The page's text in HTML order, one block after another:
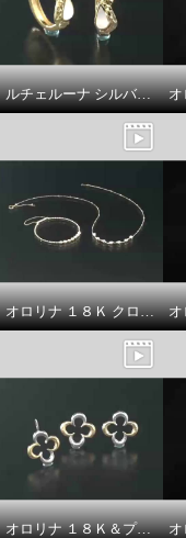
ルチェルーナ シルバー マザーオブパール エイトクロスデザイン フープピアス
オロリナ １８Ｋ クロスランタン ネックレス／バングル
オロリナ １８Ｋ＆プラチナ９００ ルミナフラワー ピアス／ペンダントトップ